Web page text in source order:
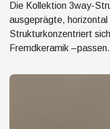
Die Kollektion 3way-
ausgeprägte,
Strukturkonzentriert
Fremdkeramik –passen.